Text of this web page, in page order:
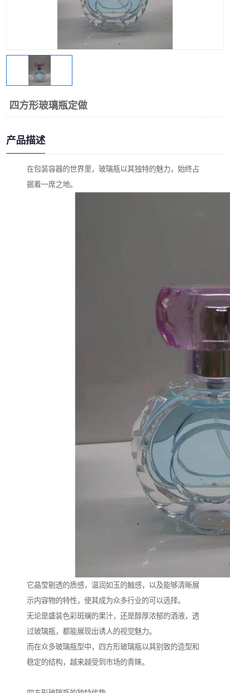
四方形玻璃瓶定做
产品描述
在包装容器的世界里，玻璃瓶以其独特的魅力，始终占
据着一席之地。
它晶莹剔透的质感，温润如玉的触感，以及能够清晰展
示内容物的特性，使其成为众多行业的可以选择。
无论是盛装色彩斑斓的果汁，还是醇厚浓郁的酒液，透
过玻璃瓶，都能展现出诱人的视觉魅力。
而在众多玻璃瓶型中，四方形玻璃瓶以其别致的造型和
稳定的结构，越来越受到市场的青睐。